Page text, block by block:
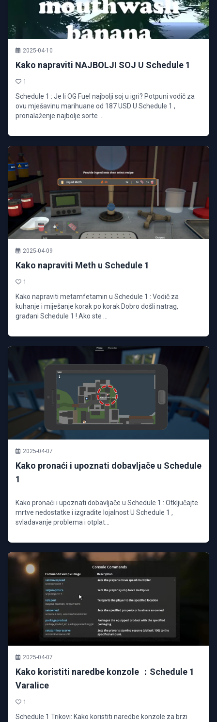
2025-04-10
Kako napraviti NAJBOLJI SOJ U Schedule 1
1
Schedule 1 : Je li OG Fuel najbolji soj u igri? Potpuni vodič za
ovu mješavinu marihuane od 187 USD U Schedule 1 ,
pronalaženje najbolje sorte ...
2025-04-09
Kako napraviti Meth u Schedule 1
1
Kako napraviti metamfetamin u Schedule 1 : Vodič za
kuhanje i miješanje korak po korak Dobro došli natrag,
građani Schedule 1 ! Ako ste ...
2025-04-07
Kako pronaći i upoznati dobavljače u Schedule
1
Kako pronaći i upoznati dobavljače u Schedule 1 : Otključajte
mrtve nedostatke i izgradite lojalnost U Schedule 1 ,
svladavanje problema i otplat...
2025-04-07
Kako koristiti naredbe konzole ：Schedule 1
Varalice
1
Schedule 1 Trikovi: Kako koristiti naredbe konzole za brzi